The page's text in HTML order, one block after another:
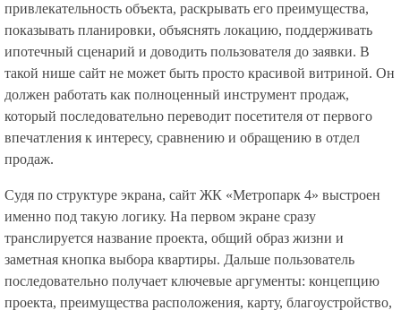
привлекательность объекта, раскрывать его преимущества,
показывать планировки, объяснять локацию, поддерживать
ипотечный сценарий и доводить пользователя до заявки. В
такой нише сайт не может быть просто красивой витриной. Он
должен работать как полноценный инструмент продаж,
который последовательно переводит посетителя от первого
впечатления к интересу, сравнению и обращению в отдел
продаж.
Судя по структуре экрана, сайт ЖК «Метропарк 4» выстроен
именно под такую логику. На первом экране сразу
транслируется название проекта, общий образ жизни и
заметная кнопка выбора квартиры. Дальше пользователь
последовательно получает ключевые аргументы: концепцию
проекта, преимущества расположения, карту, благоустройство,